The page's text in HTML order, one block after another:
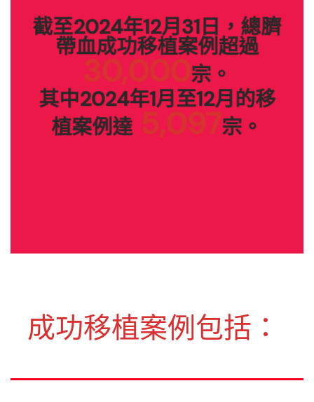
截至2024年12月31日，總臍
帶血成功移植案例超過
30,000宗。
其中2024年1月至12月的移
植案例達 5,097宗。
成功移植案例包括：